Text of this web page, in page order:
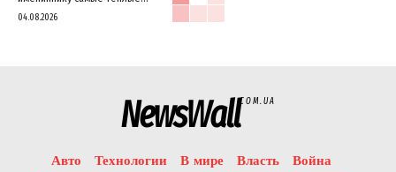
04.08.2026
NewsWallCOM.UA
Авто Технологии В мире Власть
Война